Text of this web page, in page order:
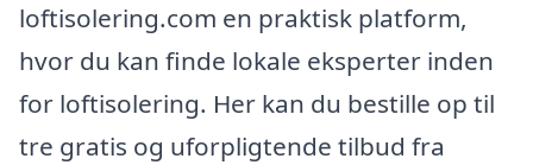
loftisolering.com en praktisk platform,
hvor du kan finde lokale eksperter inden
for loftisolering. Her kan du bestille op til
tre gratis og uforpligtende tilbud fra